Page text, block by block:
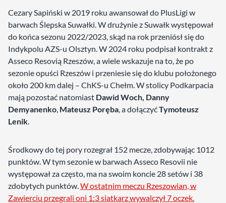
Cezary Sapiński w 2019 roku awansował do PlusLigi w
barwach Ślepska Suwałki. W drużynie z Suwałk występował
do końca sezonu 2022/2023, skąd na rok przeniósł się do
Indykpolu AZS-u Olsztyn. W 2024 roku podpisał kontrakt z
Asseco Resovią Rzeszów, a wiele wskazuje na to, że po
sezonie opuści Rzeszów i przeniesie się do klubu położonego
około 200 km dalej – ChKS-u Chełm. W stolicy Podkarpacia
mają pozostać natomiast Dawid Woch, Danny
Demyanenko Mateusz Poręba , a dołączyćTymoteusz
Lenik
Środkowy do tej pory rozegrał 152 mecze, zdobywając 1012
punktów. W tym sezonie w barwach Asseco Resovii nie
występował za często, ma na swoim koncie 28 setów i 38
zdobytych punktów. W ostatnim meczu Rzeszowian, w
Zawierciu przegrali oni 1:3 siatkarz wywalczył 7 oczek.